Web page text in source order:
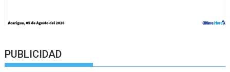
PUBLICIDAD